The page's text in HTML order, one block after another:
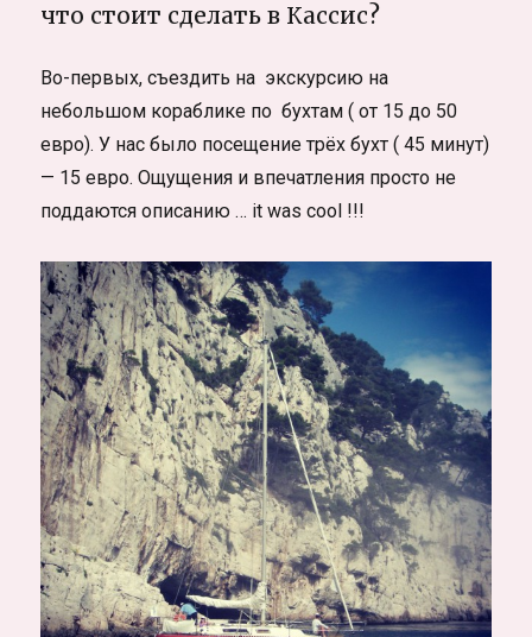
что стоит сделать в Кассис?
Во-первых, съездить на экскурсию на
небольшом кораблике по бухтам ( от 15 до 50
евро). У нас было посещение трёх бухт ( 45 минут)
— 15 евро. Ощущения и впечатления просто не
поддаются описанию … it was cool !!!